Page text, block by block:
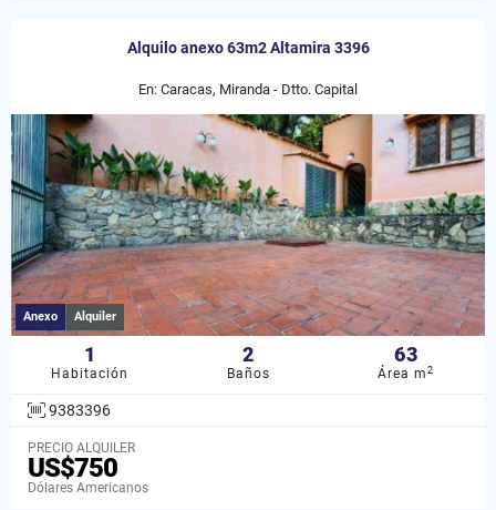
Alquilo anexo 63m2 Altamira 3396
En: Caracas, Miranda - Dtto. Capital
Anexo Alquiler
1
Habitación
2
Baños
63
Área m2
9383396
PRECIO ALQUILER
US$750
Dólares Americanos